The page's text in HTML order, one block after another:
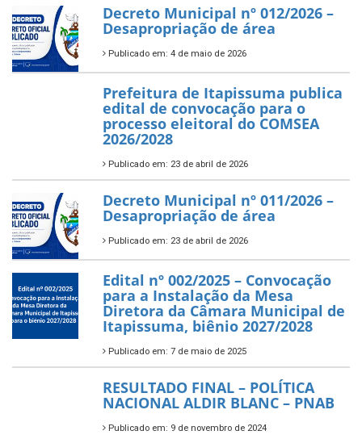
Decreto Municipal nº 012/2026 –
Desapropriação de área
Publicado em: 4 de maio de 2026
Prefeitura de Itapissuma publica
edital de convocação para o
processo eleitoral do COMSEA
2026/2028
Publicado em: 23 de abril de 2026
Decreto Municipal nº 011/2026 –
Desapropriação de área
Publicado em: 23 de abril de 2026
Edital nº 002/2025 – Convocação
para a Instalação da Mesa
Diretora da Câmara Municipal de
Itapissuma, biênio 2027/2028
Publicado em: 7 de maio de 2025
RESULTADO FINAL – POLÍTICA
NACIONAL ALDIR BLANC – PNAB
Publicado em: 9 de novembro de 2024